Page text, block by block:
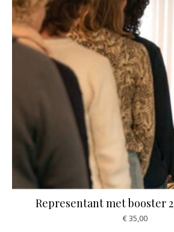
Representant met booster
€35,00